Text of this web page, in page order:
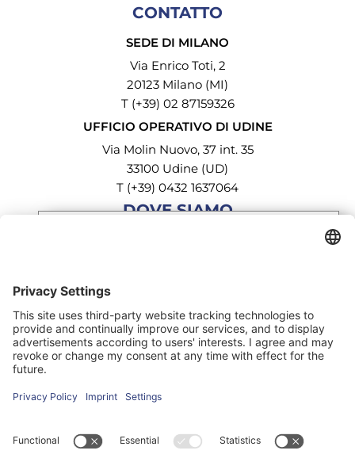
CONTATTO
SEDE DI MILANO
Via Enrico Toti, 2
20123 Milano (MI)
T (+39) 02 87159326
UFFICIO OPERATIVO DI UDINE
Via Molin Nuovo, 37 int. 35
33100 Udine (UD)
T (+39) 0432 1637064
DOVE SIAMO
Google Maps service!
We use a third party service to embed map
content that may collect data about your
activity. Please review the details and accept
Accept
Iscriviti oggi stesso gratuitamente e sii il primo
a scoprire tutte le novità.
l'informativa sulla privacy.
*